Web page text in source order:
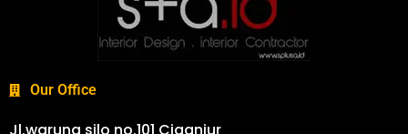
Our Office
Jl.warung silo no.101 Ciganjur